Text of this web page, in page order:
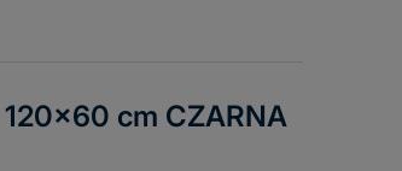
cm CZARNA